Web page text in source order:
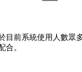
目前系統使用人數眾
合。